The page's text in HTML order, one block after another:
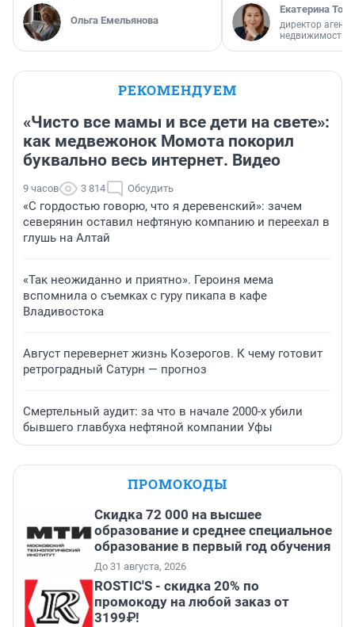
Ольга Емельянова
Екатерина
директор
недвижимости
РЕКОМЕНДУЕМ
«Чисто все мамы и все дети на свете»:
как медвежонок Момота покорил
буквально весь интернет. Видео
9 часов 3 814 Обсудить
«С гордостью говорю, что я деревенский»: зачем
северянин оставил нефтяную компанию и переехал в
глушь на Алтай
«Так неожиданно и приятно». Героиня мема
вспомнила о съемках с гуру пикапа в кафе
Владивостока
Август перевернет жизнь Козерогов. К чему готовит
ретроградный Сатурн — прогноз
Смертельный аудит: за что в начале 2000-х убили
бывшего главбуха нефтяной компании Уфы
ПРОМОКОДЫ
Скидка 72 000 на высшее
образование и среднее специальное
образование в первый год обучения
До 31 августа, 2026
ROSTIC'S - скидка 20% по
промокоду на любой заказ от
3199₽!